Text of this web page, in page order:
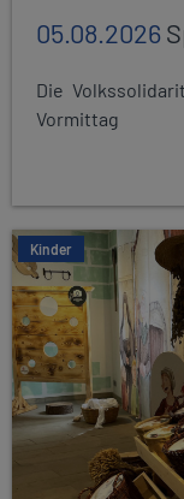
05.08.2026
Die
Vormittag
Kinder